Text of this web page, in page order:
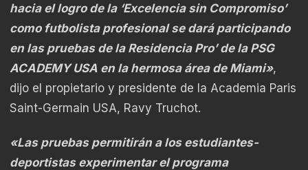
hacia el logro de la ‘Excelencia sin Compromiso’
como futbolista profesional se dará participando
en las pruebas de la Residencia Pro’ de la PSG
ACADEMY USA en la hermosa área de Miami»,
dijo el propietario y presidente de la Academia Paris
Saint-Germain USA, Ravy Truchot.
«Las pruebas permitirán a los estudiantes-
deportistas experimentar el programa